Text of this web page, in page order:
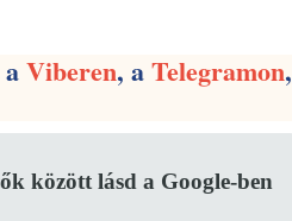
Viberen, aTelegramon,
között lásd a Google-ben